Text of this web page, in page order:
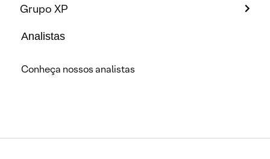
Grupo XP
Analistas
Conheça nossos analistas